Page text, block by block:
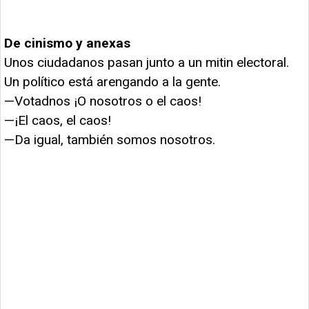
De cinismo y anexas
Unos ciudadanos pasan junto a un mitin electoral.
Un político está arengando a la gente.
—Votadnos ¡O nosotros o el caos!
—¡El caos, el caos!
—Da igual, también somos nosotros.